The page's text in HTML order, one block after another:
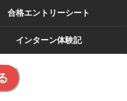
合格エントリーシート
インターン体験記